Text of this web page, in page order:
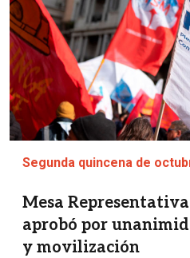
Segunda quincena de
Mesa
aprobó por
y movilización